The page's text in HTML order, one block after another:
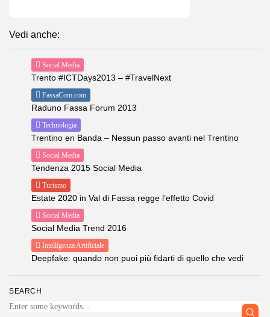
SEARCH
Vedi anche:
Social Media
Trento #ICTDays2013 – #TravelNext
FassaCom.com
Raduno Fassa Forum 2013
Technologia
Trentino en Banda – Nessun passo avanti nel Trentino
Social Media
Tendenza 2015 Social Media
Turismo
Estate 2020 in Val di Fassa regge l’effetto Covid
Social Media
Social Media Trend 2016
Intelligenza Artificiale
Deepfake: quando non puoi più fidarti di quello che vedi